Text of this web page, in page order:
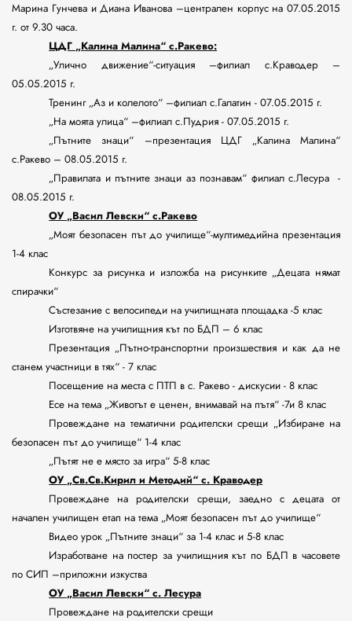
Марина Гунчева и Диана Иванова –централен корпус на 07.05.2015
г. от 9.30 часа.
ЦДГ „Калина Малина“ с.Ракево:
„Улично движение“-ситуация –филиал с.Краводер –
05.05.2015 г.
Тренинг „Аз и колелото“ –филиал с.Галатин - 07.05.2015 г.
„На моята улица“ –филиал с.Пудрия - 07.05.2015 г.
„Пътните знаци“ –презентация ЦДГ „Калина Малина“
с.Ракево – 08.05.2015 г.
„Правилата и пътните знаци аз познавам“ филиал с.Лесура -
08.05.2015 г.
ОУ „Васил Левски“ с.Ракево
„Моят безопасен път до училище“-мултимедийна презентация
1-4 клас
Конкурс за рисунка и изложба на рисунките „Децата нямат
спирачки“
Състезание с велосипеди на училищната площадка -5 клас
Изготвяне на училищния кът по БДП – 6 клас
Презентация „Пътно-транспортни произшествия и как да не
станем участници в тях“ - 7 клас
Посещение на места с ПТП в с. Ракево - дискусии - 8 клас
Есе на тема „Животът е ценен, внимавай на пътя“ -7и 8 клас
Провеждане на тематични родителски срещи „Избиране на
безопасен път до училище“ 1-4 клас
„Пътят не е място за игра“ 5-8 клас
ОУ „Св.Св.Кирил и Методий“ с. Краводер
Провеждане на родителски срещи, заедно с децата от
начален училищен етап на тема „Моят безопасен път до училище“
Видео урок „Пътните знаци“ за 1-4 клас и 5-8 клас
Изработване на постер за училищния кът по БДП в часовете
по СИП –приложни изкуства
ОУ „Васил Левски“ с. Лесура
Провеждане на родителски срещи